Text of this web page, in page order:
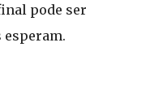
pode ser